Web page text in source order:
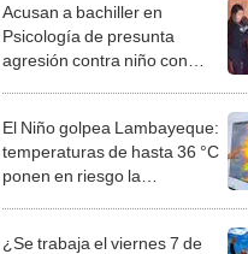
Acusan a bachiller en
Psicología de presunta
agresión contra niño con
El Niño golpea Lambayeque:
temperaturas de hasta 36 °C
ponen en riesgo la
¿Se trabaja el viernes 7 de